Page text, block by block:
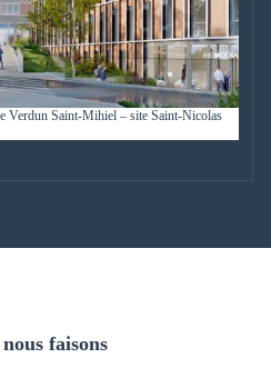
Verdun Saint-Mihiel – site Saint-Nicolas
faisons